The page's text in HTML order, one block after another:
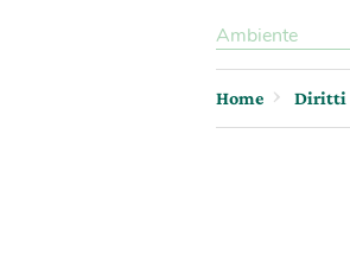
Ambiente
Home Diritti